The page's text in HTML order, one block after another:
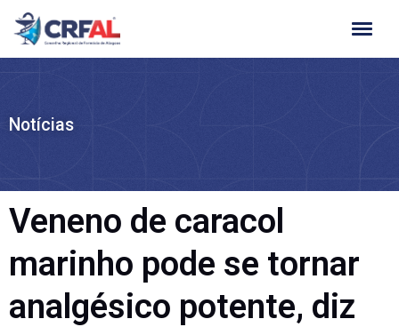
Ir
para
Notícias
Veneno de caracol
marinho pode se tornar
analgésico potente, diz